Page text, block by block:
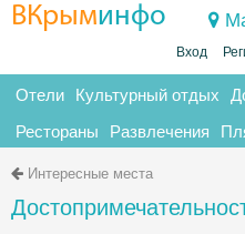
ВКрыминфо
Вход
Отели Культурный отдых
Рестораны Развлечения
Интересные места